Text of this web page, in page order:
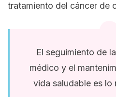
tratamiento del cáncer de
El seguimiento de
médico y el
vida saludable es lo